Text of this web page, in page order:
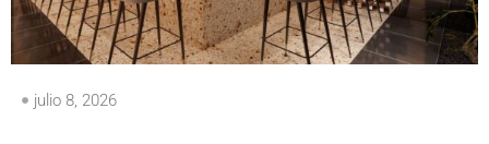
julio 8, 2026